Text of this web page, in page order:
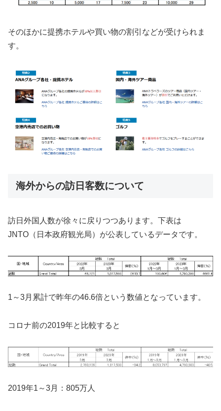
そのほかに提携ホテルや買い物の割引などが受けられま
す。
海外からの訪日客数について
訪日外国人数が徐々に戻りつつあります。下表は
JNTO（日本政府観光局）が公表しているデータです。
1～3月累計で昨年の46.6倍という数値となっています。
コロナ前の2019年と比較すると
2019年1～3月：805万人